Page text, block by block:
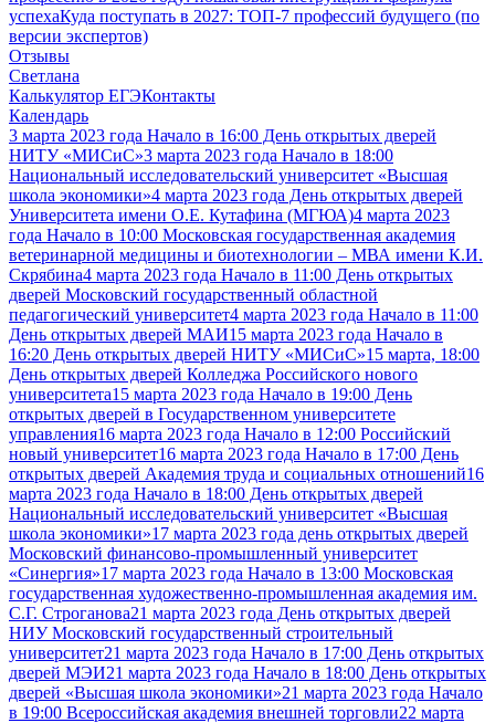
успехаКуда поступать в 2027: ТОП-7 профессий будущего (по
версии экспертов)
Отзывы
Светлана
Калькулятор ЕГЭКонтакты
Календарь
3 марта 2023 года Начало в 16:00 День открытых дверей
НИТУ «МИСиС»3 марта 2023 года Начало в 18:00
Национальный исследовательский университет «Высшая
школа экономики»4 марта 2023 года День открытых дверей
Университета имени О.Е. Кутафина (МГЮА)4 марта 2023
года Начало в 10:00 Московская государственная академия
ветеринарной медицины и биотехнологии – МВА имени К.И.
Скрябина4 марта 2023 года Начало в 11:00 День открытых
дверей Московский государственный областной
педагогический университет4 марта 2023 года Начало в 11:00
День открытых дверей МАИ15 марта 2023 года Начало в
16:20 День открытых дверей НИТУ «МИСиС»15 марта, 18:00
День открытых дверей Колледжа Российского нового
университета15 марта 2023 года Начало в 19:00 День
открытых дверей в Государственном университете
управления16 марта 2023 года Начало в 12:00 Российский
новый университет16 марта 2023 года Начало в 17:00 День
открытых дверей Академия труда и социальных отношений16
марта 2023 года Начало в 18:00 День открытых дверей
Национальный исследовательский университет «Высшая
школа экономики»17 марта 2023 года день открытых дверей
Московский финансово-промышленный университет
«Синергия»17 марта 2023 года Начало в 13:00 Московская
государственная художественно-промышленная академия им.
С.Г. Строганова21 марта 2023 года День открытых дверей
НИУ Московский государственный строительный
университет21 марта 2023 года Начало в 17:00 День открытых
дверей МЭИ21 марта 2023 года Начало в 18:00 День открытых
дверей «Высшая школа экономики»21 марта 2023 года Начало
в 19:00 Всероссийская академия внешней торговли22 марта